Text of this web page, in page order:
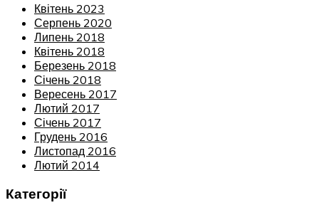
Квітень 2023
Серпень 2020
Липень 2018
Квітень 2018
Березень 2018
Січень 2018
Вересень 2017
Лютий 2017
Січень 2017
Грудень 2016
Листопад 2016
Лютий 2014
Категорії